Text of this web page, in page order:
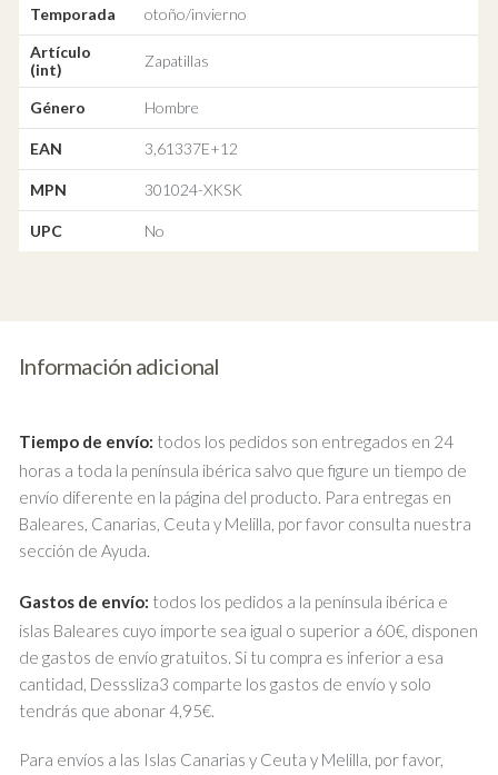
Temporada
otoño/invierno
Artículo
(int)
Zapatillas
Género Hombre
EAN 3,61337E+12
MPN 301024-XKSK
UPC No
Información adicional
Tiempo de envío: todos los pedidos son entregados en 24
horas a toda la península ibérica salvo que figure un tiempo de
envío diferente en la página del producto. Para entregas en
Baleares, Canarias, Ceuta y Melilla, por favor consulta nuestra
sección de Ayuda.
Gastos de envío: todos los pedidos a la península ibérica e
islas Baleares cuyo importe sea igual o superior a 60€, disponen
de gastos de envío gratuitos. Si tu compra es inferior a esa
cantidad, Desssliza3 comparte los gastos de envío y solo
tendrás que abonar 4,95€.
Para envíos a las Islas Canarias y Ceuta y Melilla, por favor,